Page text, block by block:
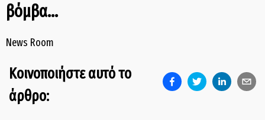
βόμβα...
News Room
Κοινοποιήστε αυτό το
άρθρο: